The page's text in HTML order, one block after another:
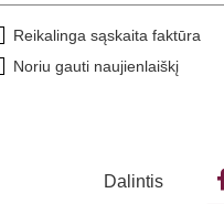
Reikalinga sąskaita faktūra
Noriu gauti naujienlaiškį
Dalintis